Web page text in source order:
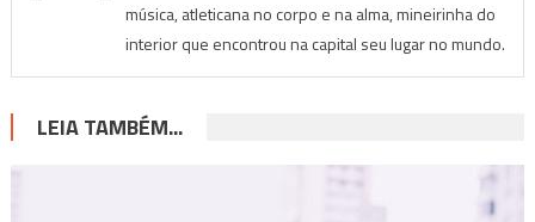
música, atleticana no corpo e na alma, mineirinha do
interior que encontrou na capital seu lugar no mundo.
LEIA TAMBÉM...